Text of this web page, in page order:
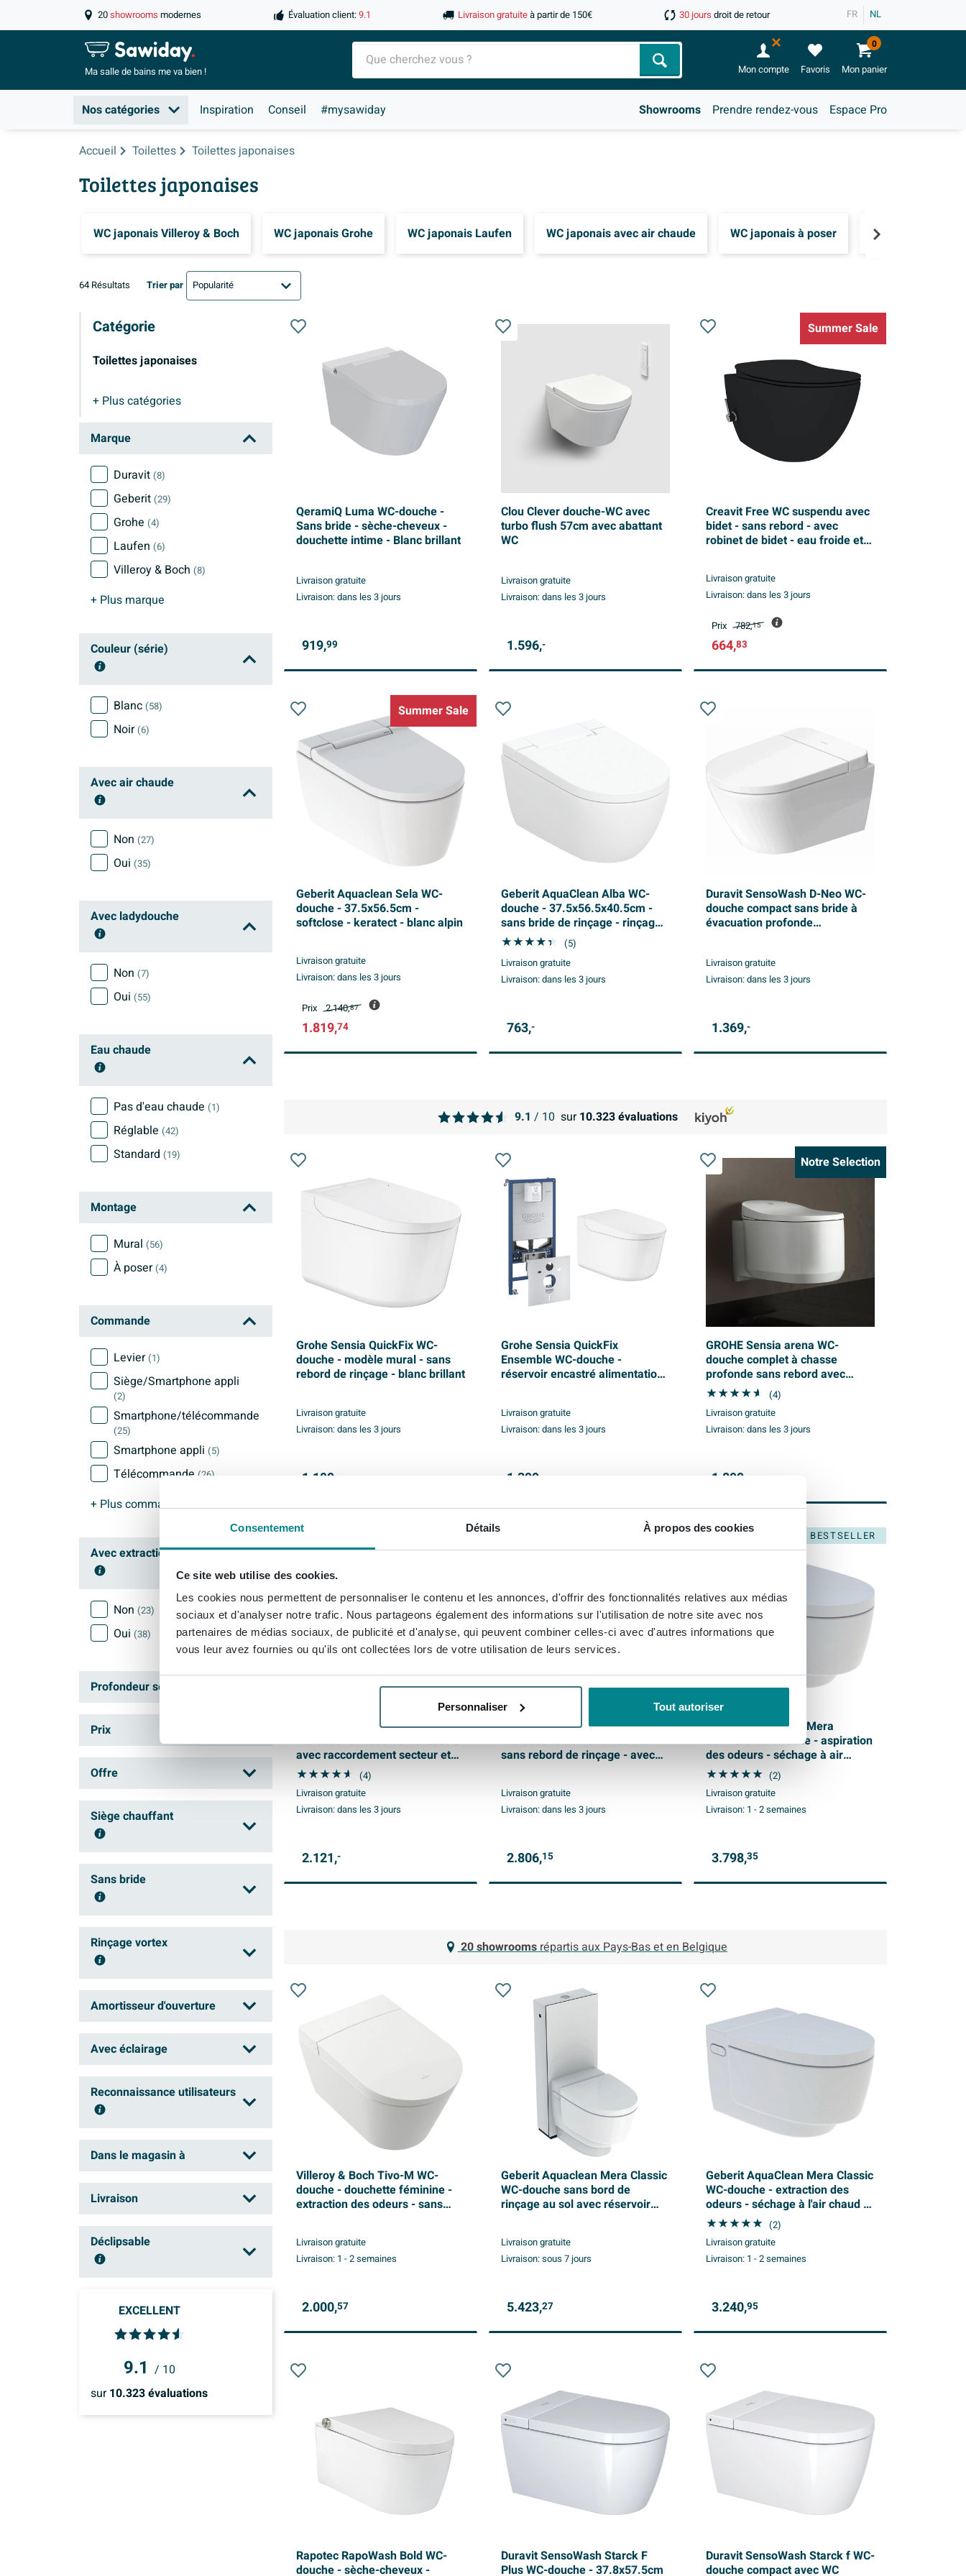
Consentement Détails À propos des cookies
Ce site web utilise des cookies.
Les cookies nous permettent de personnaliser le contenu et les annonces, d'offrir des fonctionnalités relatives aux médias
sociaux et d'analyser notre trafic. Nous partageons également des informations sur l'utilisation de notre site avec nos
partenaires de médias sociaux, de publicité et d'analyse, qui peuvent combiner celles-ci avec d'autres informations que
vous leur avez fournies ou qu'ils ont collectées lors de votre utilisation de leurs services.
Personnaliser Tout autoriser
20showrooms modernes Évaluation client:9.1 Livraison gratuiteà partir de 150€ 30 jours droit de retour FR NL
Ma salle debains me va bien ! Chercher Mon compte Favoris Mon panier
0
Nos catégories Inspiration Conseil #mysawiday Showrooms Prendre rendez-vous Espace Pro
Accueil Toilettes Toilettes japonaises
Toilettes japonaises
WC japonais Villeroy & Boch WC japonais Grohe WC japonais Laufen WC japonais avec air chaude WC japonais à poser WC japonais
64 Résultats Trier par
Catégorie
Toilettes japonaises
+ Pluscatégories
Toilettes japonaises
Marque
Duravit (8)
Geberit (29)
Grohe (4)
Laufen (6)
Villeroy & Boch (8)
+ Plus marque
Couleur (série)
Blanc (58)
Noir(6)
Avec air chaude
Non (27)
Oui (35)
Avec ladydouche
Non (7)
Oui (55)
Eau chaude
Pas d'eau chaude (1)
Réglable (42)
Standard (19)
Montage
Mural (56)
À poser(4)
Commande
Levier(1)
Siège/Smartphone appli
(2)
Smartphone/télécommande
(25)
Smartphone appli (5)
Télécommande (26)
+ Pluscommande
Avec extraction d'odeurs
Non (23)
Oui (38)
Profondeur série (cm)
Prix
Offre
Summer sale
Siège chauffant
Non(29)
Sans bride
Oui (63)
Rinçage vortex
Non(15)
Oui(17)
Amortisseur d'ouverture
Non(28)
Oui(22)
Avec éclairage
Non(29)
Reconnaissance utilisateurs
Non(16)
Oui(24)
Dans le magasin à
Hasselt
Mechelen(3)
Schoten
Livraison
Dans les 3 jours
Dans les 15 jours
Déclipsable
EXCELLENT
9.1 / 10
sur10.323évaluations
QeramiQ Luma WC-douche -
Sans bride - sèche-cheveux -
douchette intime - Blanc brillant
Livraison gratuite
Livraison:dans les 3 jours
919,99
Clou Clever douche-WC avec
turbo flush 57cm avec abattant
WC
Livraison gratuite
Livraison:dans les 3 jours
1.596,-
Summer Sale
Creavit Free WC suspendu avec
bidet - sans rebord - avec
robinet de bidet - eau froide et
Livraison gratuite
Livraison:dans les 3 jours
Prix 782,15
664,83
Summer Sale
Geberit Aquaclean Sela WC-
douche - 37.5x56.5cm -
softclose - keratect - blanc alpin
Livraison gratuite
Livraison:dans les 3 jours
Prix 2.140,87
1.819,74
Geberit AquaClean Alba WC-
douche - 37.5x56.5x40.5cm -
sans bride de rinçage - rinçage
profond - télécommande -
KeraTect - blanc brillant
(5)
Livraison gratuite
Livraison:dans les 3 jours
763,-
Duravit SensoWash D-Neo WC-
douche compact sans bride à
évacuation profonde
Livraison gratuite
Livraison:dans les 3 jours
1.369,-
Grohe Sensia QuickFix WC-
douche - modèle mural - sans
rebord de rinçage - blanc brillant
Livraison gratuite
Livraison:dans les 3 jours
1.199,
Grohe Sensia QuickFix
Ensemble WC-douche -
réservoir encastré alimentation
Livraison gratuite
Livraison:dans les 3 jours
1.399,
Notre Selection
GROHE Sensia arena WC-
douche complet à chasse
profonde sans rebord avec
abattant blanc
(4)
Livraison gratuite
Livraison:dans les 3 jours
1.899,
GROHE Sensia Arena Ensemble
WC douche - réservoir encastré
avec raccordement secteur et
WC douche intégrés - fond
profond - sans rebord de
rinçage - avec abattant - blanc
brillant
(4)
Livraison gratuite
Livraison:dans les 3 jours
2.121,-
Duravit SensoWash Starck F Lite
WC-douche - 37.8x57.5cm -
sans rebord de rinçage - avec
Livraison gratuite
Livraison:dans les 3 jours
2.806,15
BESTSELLER
Geberit AquaClean Mera
Comfort WC-douche - aspiration
des odeurs - séchage à air
chaud - douchette femme -
softclose - blanc brillant
(2)
Livraison gratuite
Livraison: 1 - 2 semaines
3.798,35
Villeroy & Boch Tivo-M WC-
douche - douchette féminine -
extraction des odeurs - sans
Livraison gratuite
Livraison: 1 - 2 semaines
2.000,57
Geberit Aquaclean Mera Classic
WC-douche sans bord de
rinçage au sol avec réservoir
Livraison gratuite
Livraison:sous 7 jours
5.423,27
Geberit AquaClean Mera Classic
WC-douche - extraction des
odeurs - séchage à l'air chaud -
douchette féminine - softclose -
blanc brillant(2)
Livraison gratuite
Livraison: 1 - 2 semaines
3.240,95
Rapotec RapoWash Bold WC-
douche - sèche-cheveux -
Duravit SensoWash Starck F
Plus WC-douche - 37.8x57.5cm
Duravit SensoWash Starck f WC-
douche compact avec WC
9.1 / 10 sur10.323évaluations
20 showroomsrépartis aux Pays-Bas et en Belgique